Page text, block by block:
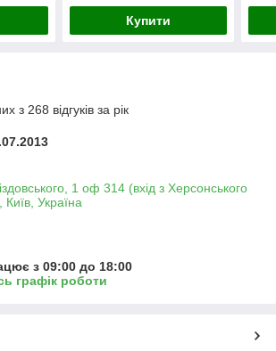
Купити
з 268 відгуків за рік
1 оф 314 (вхід з Херсонського
Україна
з 09:00 до 18:00
графік роботи